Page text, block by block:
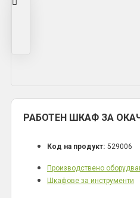
РАБОТЕН ШКАФ ЗА
Код на продукт: 529006
Производствено
Шкафове за инструменти